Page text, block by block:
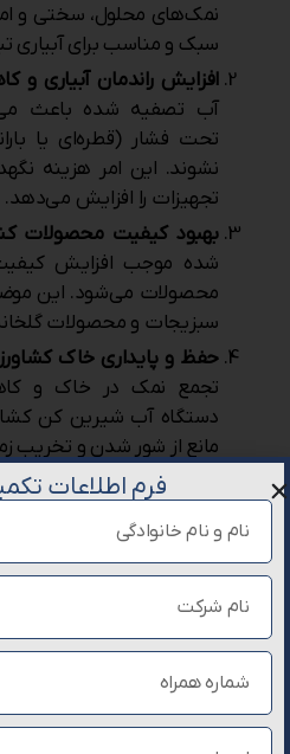
نمک‌های محلول، سختی و
سبک و مناسب برای آبیاری
افزایش راندمان آبیاری و
آب تصفیه ‌شده باعث
تحت فشار (قطره‌ای یا
نشوند. این امر هزینه
تجهیزات را افزایش می‌دهد.
بهبود کیفیت محصولات
‌شده موجب افزایش
محصولات می‌شود. این
سبزیجات و محصولات
حفظ و پایداری خاک
تجمع نمک در خاک و
دستگاه آب شیرین ‌کن
مانع از شور شدن و تخریب
اهمیت استفاده از دستگاه آب
مدیریت بحران کم‌ آبی:
مانند آب لب ‌شور یا آب دریا
صرفه‌جویی اقتصادی:
امنیت غذایی:
سالم و کافی جهت تغذیه
فرم اطلاعات